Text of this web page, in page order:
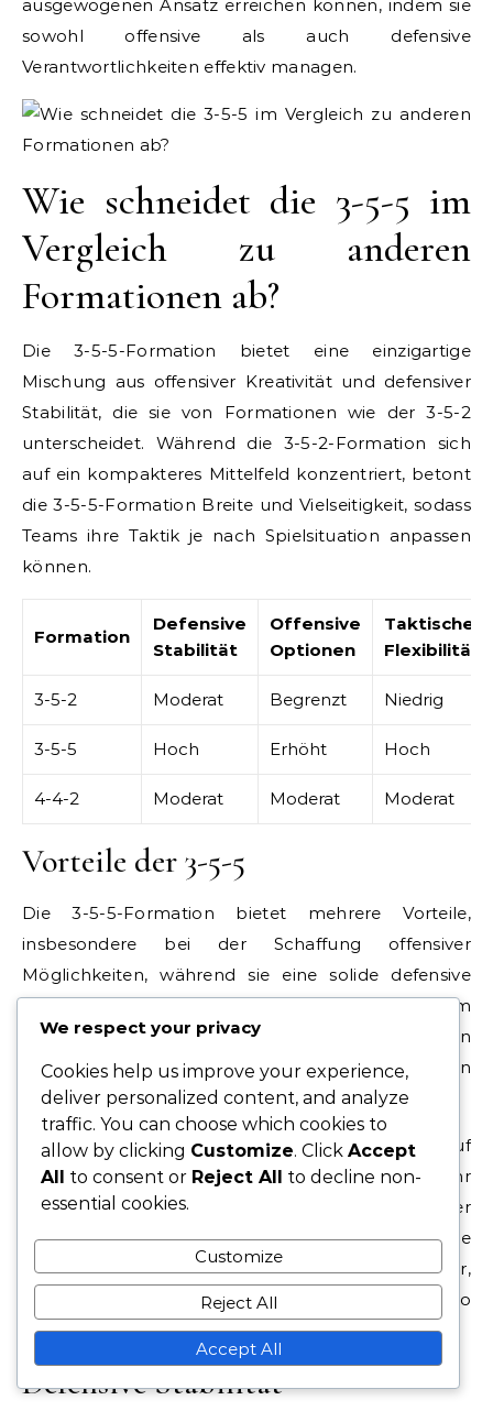
ausgewogenen Ansatz erreichen können, indem sie
sowohl offensive als auch defensive
Verantwortlichkeiten effektiv managen.
Wie schneidet die 3-5-5 im
Vergleich zu anderen
Formationen ab?
Die 3-5-5-Formation bietet eine einzigartige
Mischung aus offensiver Kreativität und defensiver
Stabilität, die sie von Formationen wie der 3-5-2
unterscheidet. Während die 3-5-2-Formation sich
auf ein kompakteres Mittelfeld konzentriert, betont
die 3-5-5-Formation Breite und Vielseitigkeit, sodass
Teams ihre Taktik je nach Spielsituation anpassen
können.
Formation
Defensive
Stabilität
Offensive
Optionen
Taktische
Flexibilität
3-5-2 Moderat Begrenzt Niedrig
3-5-5 Hoch Erhöht Hoch
4-4-2 Moderat Moderat Moderat
Vorteile der 3-5-5
Die 3-5-5-Formation bietet mehrere Vorteile,
insbesondere bei der Schaffung offensiver
Möglichkeiten, während sie eine solide defensive
Struktur aufrechterhält. Mit fünf Spielern im
Mittelfeld können Teams den Ballbesitz dominieren
und mehrere Passwege schaffen, was zu erhöhten
Torchancen führen kann.
Diese Formation ermöglicht eine größere Breite auf
dem Spielfeld, sodass Flügelspieler die Abwehr
auseinanderziehen und Raum für zentrale Angreifer
schaffen können. Darüber hinaus sorgt die
Anwesenheit von drei zentralen Verteidigern dafür,
dass das Team defensiv stabil bleibt und das Risiko
von Kontern verringert wird.
Defensive Stabilität
We respect your privacy
Cookies help us improve your experience,
deliver personalized content, and analyze
traffic. You can choose which cookies to
allow by clicking Customize. Click Accept
All to consent or Reject All to decline non-
essential cookies.
Customize
Reject All
Accept All